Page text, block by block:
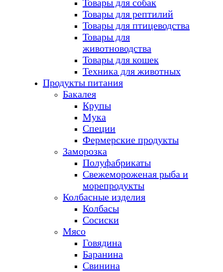
Товары для собак
Товары для рептилий
Товары для птицеводства
Товары для
животноводства
Товары для кошек
Техника для животных
Продукты питания
Бакалея
Крупы
Мука
Специи
Фермерские продукты
Заморозка
Полуфабрикаты
Свежемороженая рыба и
морепродукты
Колбасные изделия
Колбасы
Сосиски
Мясо
Говядина
Баранина
Свинина